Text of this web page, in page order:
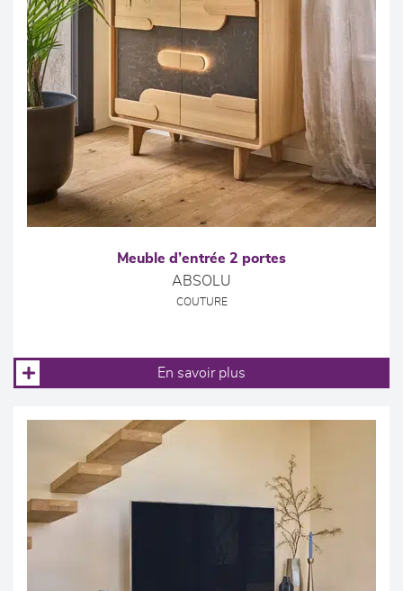
Meuble d’entrée 2 portes
ABSOLU
COUTURE
En savoir plus